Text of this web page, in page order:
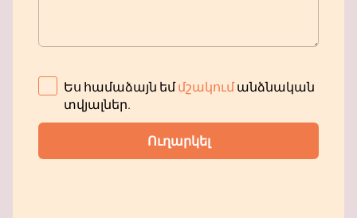
Ես համաձայն եմմշակումանձնական
տվյալներ.
Ուղարկել